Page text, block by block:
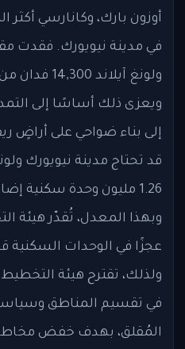
أوزون بارك، وكانارسي
في مدينة نيويورك. فقدت
ويعزى ذلك أساسًا إلى
إلى بناء ضواحي على أراضٍ
قد تحتاج مدينة نيويورك
في تقسيم المناطق
المُقلق، بهدف خفض